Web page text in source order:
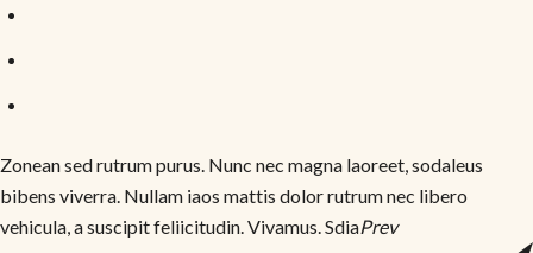
Zonean sed rutrum purus. Nunc nec magna laoreet, sodaleus
bibens viverra. Nullam iaos mattis dolor rutrum nec libero
vehicula, a suscipit feliicitudin. Vivamus. SdiaPrev